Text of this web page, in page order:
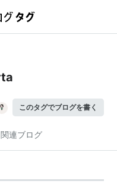
このタグでブログを書く
関連ブログ